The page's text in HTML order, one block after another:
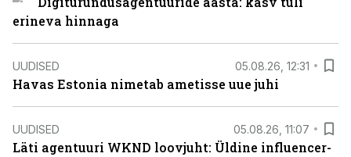
erineva hinnaga
UUDISED 05.08.26, 12:31
Havas Estonia nimetab ametisse uue juhi
UUDISED 05.08.26, 11:07
Läti agentuuri WKND loovjuht: Üldine influencer-